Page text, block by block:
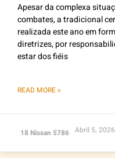
Apesar da complexa
combates, a tradicional
realizada este ano em
diretrizes, por
estar dos fiéis
READ MORE »
18 Nissan 5786 Abril 5, 2026